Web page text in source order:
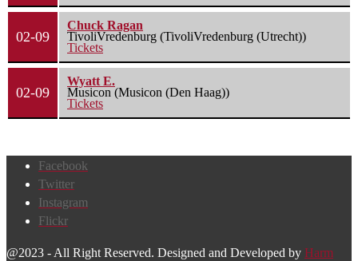
02-09
Chuck Ragan
TivoliVredenburg (TivoliVredenburg (Utrecht))
Tickets
02-09
Wyatt E.
Musicon (Musicon (Den Haag))
Tickets
Facebook
Twitter
Instagram
Flickr
@2023 - All Right Reserved. Designed and Developed by Harm